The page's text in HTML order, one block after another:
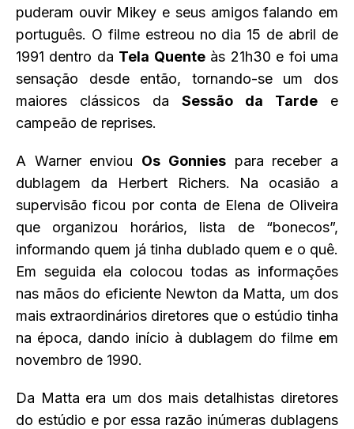
puderam ouvir Mikey e seus amigos falando em
português. O filme estreou no dia 15 de abril de
1991 dentro da Tela Quenteàs 21h30 e foi uma
sensação desde então, tornando-se um dos
maiores clássicos da Sessão da Tarde e
campeão de reprises.
A Warner enviou Os Gonniespara receber a
dublagem da Herbert Richers. Na ocasião a
supervisão ficou por conta de Elena de Oliveira
que organizou horários, lista de “bonecos”,
informando quem já tinha dublado quem e o quê.
Em seguida ela colocou todas as informações
nas mãos do eficiente Newton da Matta, um dos
mais extraordinários diretores que o estúdio tinha
na época, dando início à dublagem do filme em
novembro de 1990.
Da Matta era um dos mais detalhistas diretores
do estúdio e por essa razão inúmeras dublagens